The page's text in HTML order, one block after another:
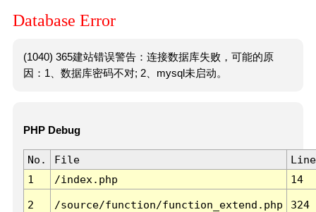
Database Error
(1040) 365建站错误警告：连接数据库失败，可能的原
因：1、数据库密码不对; 2、mysql未启动。
PHP Debug
No. File
Line
1
/index.php 14
2 /source/function/function_extend.php 324